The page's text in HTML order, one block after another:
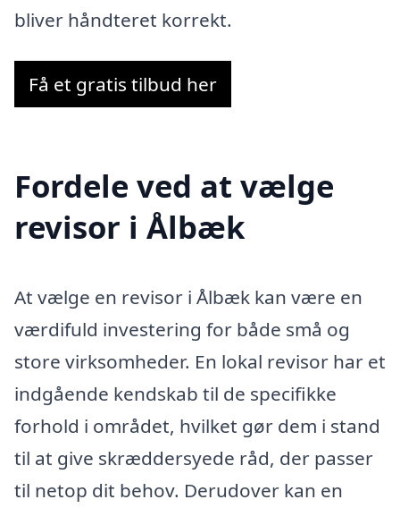
bliver håndteret korrekt.
Få et gratis tilbud her
Fordele ved at vælge
revisor i Ålbæk
At vælge en revisor i Ålbæk kan være en
værdifuld investering for både små og
store virksomheder. En lokal revisor har et
indgående kendskab til de specifikke
forhold i området, hvilket gør dem i stand
til at give skræddersyede råd, der passer
til netop dit behov. Derudover kan en